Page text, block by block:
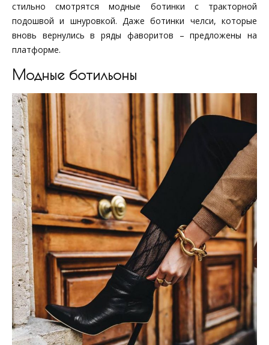
стильно смотрятся модные ботинки с тракторной
подошвой и шнуровкой. Даже ботинки челси, которые
вновь вернулись в ряды фаворитов – предложены на
платформе.
Модные ботильоны